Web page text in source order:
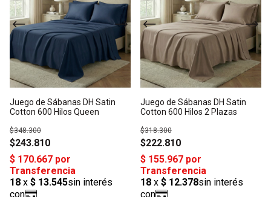
Juego de Sábanas DH Satin
Cotton 600 Hilos Queen
$243.810
$348.300
Juego de Sábanas DH Satin
Cotton 600 Hilos 2 Plazas
$222.810
$318.300